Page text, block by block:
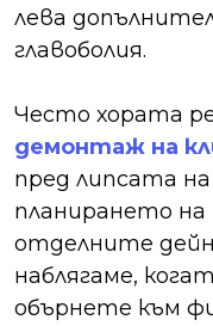
лева
главоболия.
Често хората
демонтаж на
пред липсата
планирането
отделните
наблягаме,
обърнете към